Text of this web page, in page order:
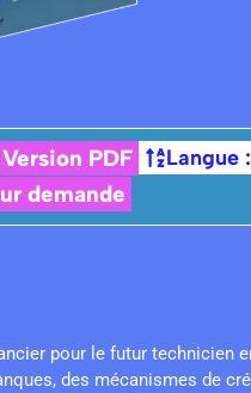
Version PDF Langue
demande
pour le futur technicien
des mécanismes de